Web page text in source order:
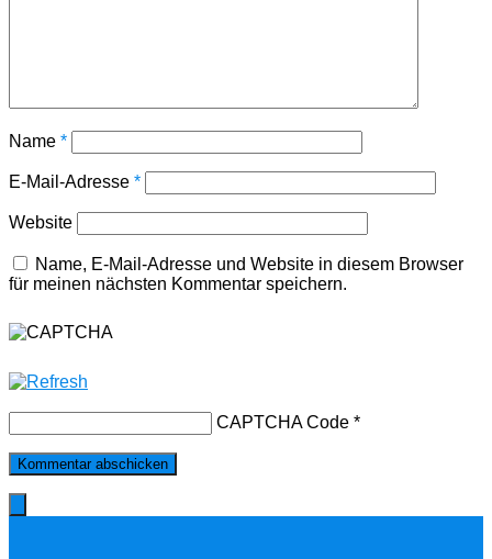
Name *
E-Mail-Adresse *
Website
Name, E-Mail-Adresse und Website in diesem Browser
für meinen nächsten Kommentar speichern.
CAPTCHA Code *